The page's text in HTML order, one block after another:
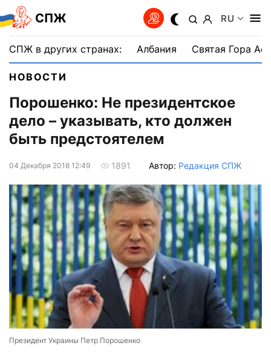
СПЖ RU
СПЖ в других странах: Албания Святая Гора
НОВОСТИ
Порошенко: Не президентское
дело – указывать, кто должен
быть предстоятелем
04 Декабря 2018 12:49 1891 Автор: Редакция СПЖ
Президент Украины Петр Порошенко